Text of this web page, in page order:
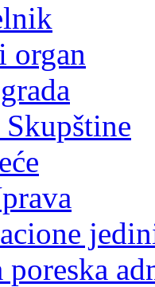
organ
Skupštine
poreska